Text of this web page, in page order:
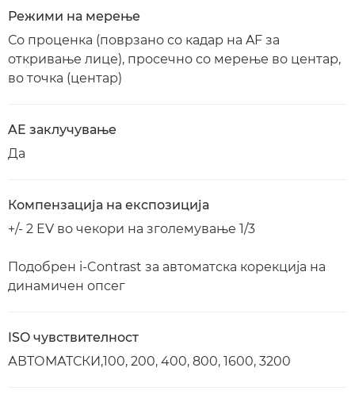
Режими на мерење
Со проценка (поврзано со кадар на AF за
откривање лице), просечно со мерење во центар,
во точка (центар)
AE заклучување
Да
Компензација на експозиција
+/- 2 EV во чекори на зголемување 1/3
Подобрен i-Contrast за автоматска корекција на
динамичен опсег
ISO чувствителност
АВТОМАТСКИ,100, 200, 400, 800, 1600, 3200